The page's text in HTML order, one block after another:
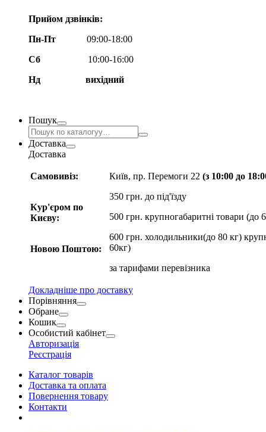
Прийом дзвінків:
Пн-Пт
09:00-18:00
Сб
10:00-16:00
Нд вихідний
Пошук
Доставка
Доставка
Самовивіз:
Кур'єром по
Києву:
Новою Поштою:
Київ, пр. Перемоги 22 (з 10:00 до
350 грн. до під'їзду
500 грн. крупногабаритні товари (до
600 грн. холодильники(до 80 кг)
60кг)
за тарифами перевізника
Докладніше про доставку
Порівняння
Обране
Кошик
Особистий кабінет
Авторизація
Реєстрація
Каталог товарів
Доставка та оплата
Повернення товару
Контакти